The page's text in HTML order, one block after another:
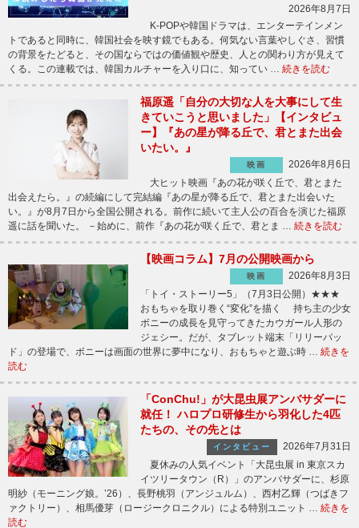
2026年8月7日
K-POPや韓国ドラマは、エンターテインメン
トであると同時に、韓国社会を映す鏡でもある。何気ない言葉やしぐさ、習慣
の背景をたどると、その国ならではの価値観や歴史、人との関わり方が見えて
くる。この連載では、韓国カルチャーを入り口に、知ってい … 続きを読む
福原遥「自分の大切な人を大事にして生
きていこうと思いました」【インタビュ
ー】『あの星が降る丘で、君とまた出会
いたい。』
映画
2026年8月6日
大ヒット映画『あの花が咲く丘で、君とまた
出会えたら。』の続編にして完結編『あの星が降る丘で、君とまた出会いた
い。』が8月7日から全国公開される。前作に続いて主人公の百合を演じた福原
遥に話を聞いた。 －始めに、前作『あの花が咲く丘で、君とま … 続きを読む
【映画コラム】7月の公開映画から
映画
2026年8月3日
「トイ・ストーリー5」（7月3日公開）★★★
おもちゃを取り巻く“変化”を描く 持ち主の少女
ボニーの成長を見守ってきたカウガール人形の
ジェシー。だが、タブレット端末「リリーパッ
ド」の登場で、ボニーは画面の世界に夢中になり、おもちゃと遊ぶ時 … 続きを
読む
「ConChu!」が大昆虫展アンバサダーに
就任！ ハロプロ研修生から羽化した4匹
たちの、その先とは
インタビュー
2026年7月31日
夏休みの人気イベント「大昆虫展 in 東京スカ
イツリータウン（R）」のアンバサダーに、杉原
明紗（モーニング娘。’26）、長野桃羽（アンジュルム）、西村乙輝（つばきフ
ァクトリー）、相馬優芽（ロージークロニクル）による特別ユニット … 続きを
読む